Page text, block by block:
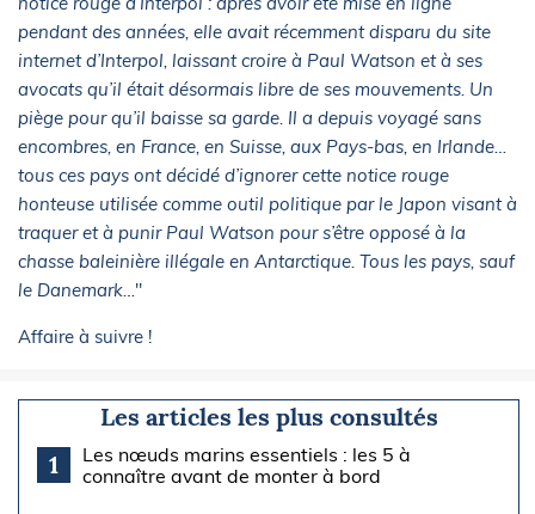
pendant des années, elle avait récemment disparu du site
internet d’Interpol, laissant croire à Paul Watson et à ses
avocats qu’il était désormais libre de ses mouvements. Un
piège pour qu’il baisse sa garde. Il a depuis voyagé sans
encombres, en France, en Suisse, aux Pays-bas, en Irlande…
tous ces pays ont décidé d’ignorer cette notice rouge
honteuse utilisée comme outil politique par le Japon visant à
traquer et à punir Paul Watson pour s’être opposé à la
chasse baleinière illégale en Antarctique. Tous les pays, sauf
le Danemark…"
Affaire à suivre !
Les articles les plus consultés
1
Les nœuds marins essentiels : les 5 à
connaître avant de monter à bord